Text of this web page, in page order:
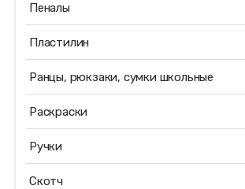
Пеналы
Пластилин
Ранцы, рюкзаки, сумки школьные
Раскраски
Ручки
Скотч